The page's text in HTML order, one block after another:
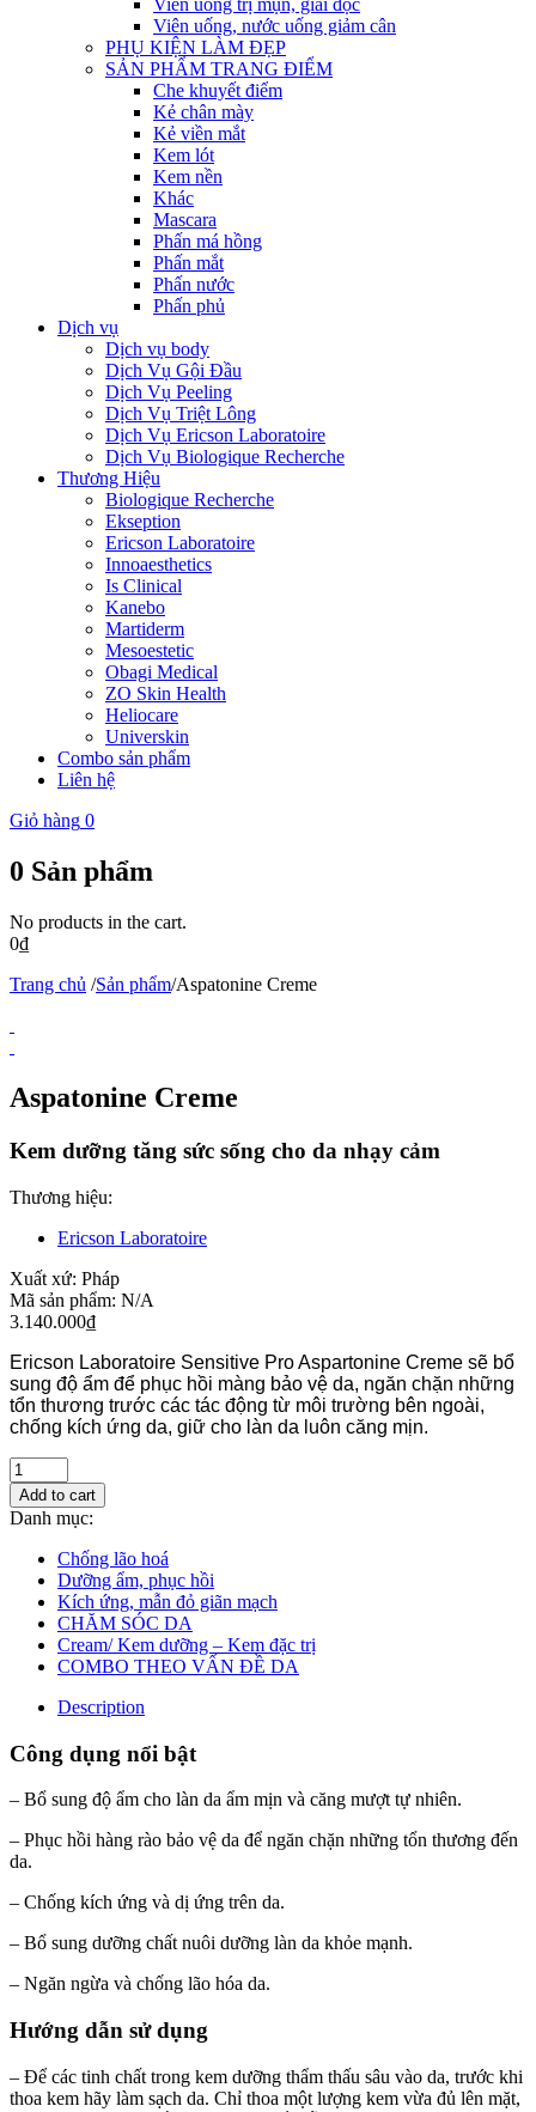
Viên uống trị mụn, giải độc
Viên uống, nước uống giảm cân
PHỤ KIỆN LÀM ĐẸP
SẢN PHẨM TRANG ĐIỂM
Che khuyết điểm
Kẻ chân mày
Kẻ viền mắt
Kem lót
Kem nền
Khác
Mascara
Phấn má hồng
Phấn mắt
Phấn nước
Phấn phủ
Dịch vụ
Dịch vụ body
Dịch Vụ Gội Đầu
Dịch Vụ Peeling
Dịch Vụ Triệt Lông
Dịch Vụ Ericson Laboratoire
Dịch Vụ Biologique Recherche
Thương Hiệu
Biologique Recherche
Ekseption
Ericson Laboratoire
Innoaesthetics
Is Clinical
Kanebo
Martiderm
Mesoestetic
Obagi Medical
ZO Skin Health
Heliocare
Universkin
Combo sản phẩm
Liên hệ
Giỏ hàng 0
0 Sản phẩm
No products in the cart.
0₫
Trang chủ /Sản phẩm/Aspatonine Creme
Aspatonine Creme
Kem dưỡng tăng sức sống cho da nhạy cảm
Thương hiệu:
Ericson Laboratoire
Xuất xứ: Pháp
Mã sản phẩm: N/A
3.140.000₫
Ericson Laboratoire Sensitive Pro Aspartonine Creme sẽ bổ
sung độ ẩm để phục hồi màng bảo vệ da, ngăn chặn những
tổn thương trước các tác động từ môi trường bên ngoài,
chống kích ứng da, giữ cho làn da luôn căng mịn.
Add to cart
Danh mục:
Chống lão hoá
Dưỡng ẩm, phục hồi
Kích ứng, mẫn đỏ giãn mạch
CHĂM SÓC DA
Cream/ Kem dưỡng – Kem đặc trị
COMBO THEO VẤN ĐỀ DA
Description
Công dụng nổi bật
– Bổ sung độ ẩm cho làn da ẩm mịn và căng mượt tự nhiên.
– Phục hồi hàng rào bảo vệ da để ngăn chặn những tổn thương đến
da.
– Chống kích ứng và dị ứng trên da.
– Bổ sung dưỡng chất nuôi dưỡng làn da khỏe mạnh.
– Ngăn ngừa và chống lão hóa da.
Hướng dẫn sử dụng
– Để các tinh chất trong kem dưỡng thẩm thấu sâu vào da, trước khi
thoa kem hãy làm sạch da. Chỉ thoa một lượng kem vừa đủ lên mặt,